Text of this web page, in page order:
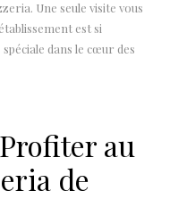
Une seule visite vous
est si
dans le cœur des
au
de